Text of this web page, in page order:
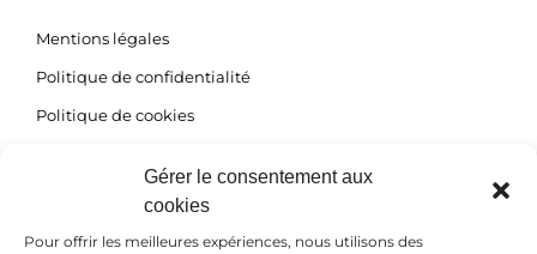
Gérer le consentement aux
cookies
Pour offrir les meilleures expériences, nous utilisons des
o
t
Mentions légales
Politique de confidentialité
Politique de cookies
Prendre rendez-vous